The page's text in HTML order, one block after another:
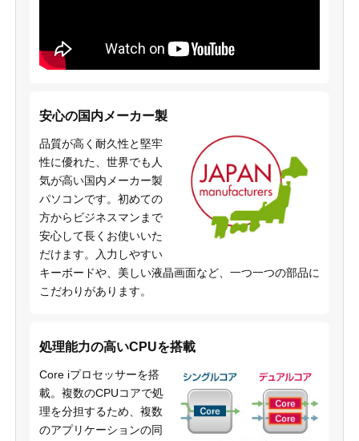
安心の国内メーカー製
品質が高く耐久性と堅牢
性に優れた、世界でも人
気が高い国内メーカー製
パソコンです。初めての
方からビジネスマンまで
安心して長くお使いいた
だけます。入力しやすい
キーボードや、美しい液晶画面など、一つ一つの部品に
こだわりがあります。
処理能力の高いCPUを搭載
Core iプロセッサーを搭
載。複数のCPUコアで処
理を分担するため、複数
のアプリケーションの同